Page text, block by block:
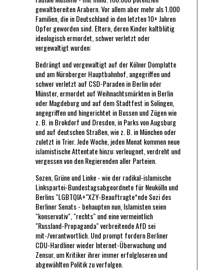
gewaltbereiten Arabern. Vor allem aber mehr als 1.000
Familien, die in Deutschland in den letzten 10+ Jahren
Opfer geworden sind. Eltern, deren Kinder kaltblütig
ideologisch ermordet, schwer verletzt oder
vergewaltigt wurden:
Bedrängt und vergewaltigt auf der Kölner Domplatte
und am Nürnberger Hauptbahnhof, angegriffen und
schwer verletzt auf CSD-Paraden in Berlin oder
Münster, ermordet auf Weihnachtsmärkten in Berlin
oder Magdeburg und auf dem Stadtfest in Solingen,
angegriffen und hingerichtet in Bussen und Zügen wie
z. B. in Brokdorf und Dresden, in Parks von Augsburg
und auf deutschen Straßen, wie z. B. in München oder
zuletzt in Trier. Jede Woche, jeden Monat kommen neue
islamistische Attentate hinzu: verleugnet, verdreht und
vergessen von den Regierenden aller Parteien.
Sozen, Grüne und Linke - wie der radikal-islamische
Linkspartei-Bundestagsabgeordnete für Neukölln und
Berlins "LGBTQIA+"XZY-Beauftragte*nde Sozi des
Berliner Senats - behaupten nun, Islamisten seien
"konservativ", "rechts" und eine vermeintlich
"Russland-Propaganda" verbreitende AfD sei
mit-/verantwortlich. Und prompt fordern Berliner
CDU-Hardliner wieder Internet-Überwachung und
Zensur, um Kritiker ihrer immer erfolgloseren und
abgewählten Politik zu verfolgen.